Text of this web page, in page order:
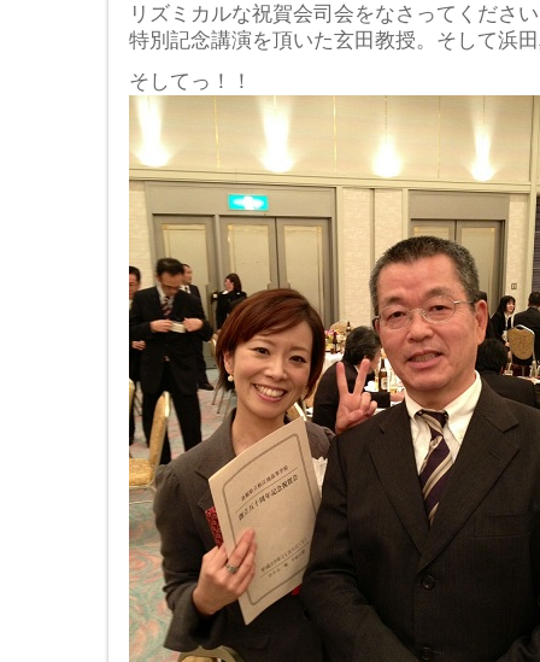
リズミカルな祝賀会司会をなさってくださ
特別記念講演を頂いた玄田教授。そして浜
そしてっ！！